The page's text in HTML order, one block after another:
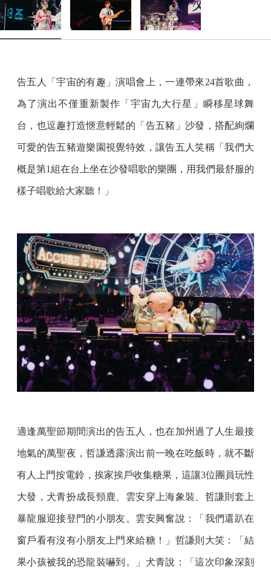
告五人「宇宙的有趣」演唱會上，一連帶來24首歌曲，
為了演出不僅重新製作「宇宙九大行星」瞬移星球舞
台，也逗趣打造愜意輕鬆的「告五豬」沙發，搭配絢爛
可愛的告五豬遊樂園視覺特效，讓告五人笑稱「我們大
概是第1組在台上坐在沙發唱歌的樂團，用我們最舒服的
樣子唱歌給大家聽！」
適逢萬聖節期間演出的告五人，也在加州過了人生最接
地氣的萬聖夜，哲謙透露演出前一晚在吃飯時，就不斷
有人上門按電鈴，挨家挨戶收集糖果，這讓3位團員玩性
大發，犬青扮成長頸鹿、雲安穿上海象裝、哲謙則套上
暴龍服迎接登門的小朋友。雲安興奮說：「我們還趴在
窗戶看有沒有小朋友上門來給糖！」哲謙則大笑：「結
果小孩被我的恐龍裝嚇到。」犬青說：「這次印象深刻